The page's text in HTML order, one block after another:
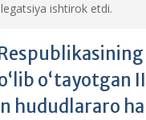
ishtirok etdi.
o‘tayotgan
hududlararo